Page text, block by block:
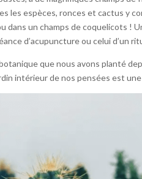
les espèces, ronces et cactus y
dans un champs de coquelicots
d’acupuncture ou celui d’un
que nous avons planté
intérieur de nos pensées est